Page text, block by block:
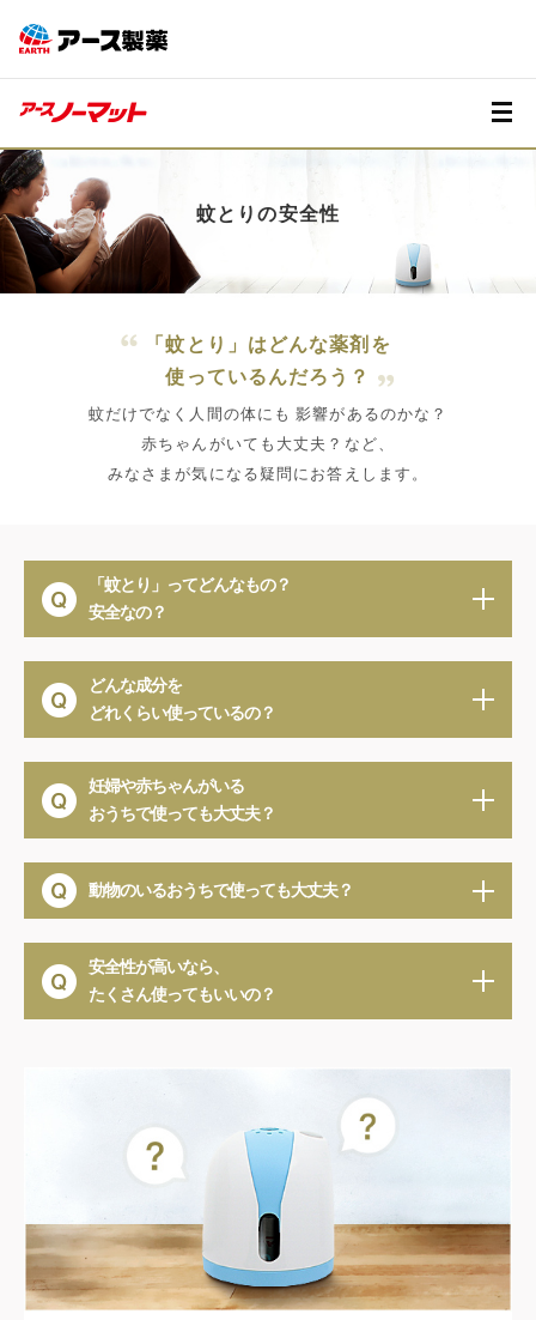
蚊とりの安全性
「蚊とり」はどんな薬剤を
使っているんだろう？
蚊だけでなく人間の体にも 影響があるのかな？
赤ちゃんがいても大丈夫？など、
みなさまが気になる疑問にお答えします。
「蚊とり」ってどんなもの？
安全なの？
どんな成分を
どれくらい使っているの？
妊婦や赤ちゃんがいる
おうちで使っても大丈夫？
動物のいるおうちで使っても大丈夫？
安全性が高いなら、
たくさん使ってもいいの？